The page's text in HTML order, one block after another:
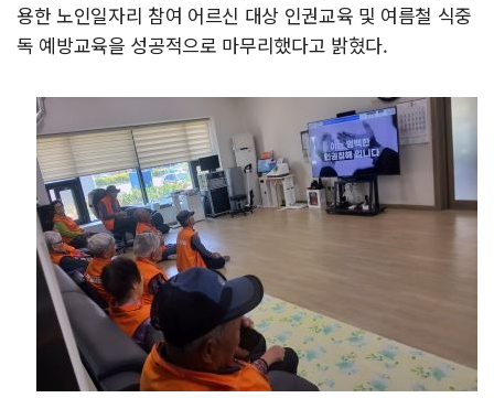
용한 노인일자리 참여 어르신 대상 인권교육 및 여름철 식중
독 예방교육을 성공적으로 마무리했다고 밝혔다.